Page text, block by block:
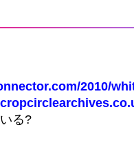
2010/
る?